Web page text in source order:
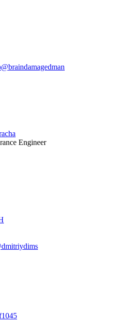
@braindamagedman
Engineer